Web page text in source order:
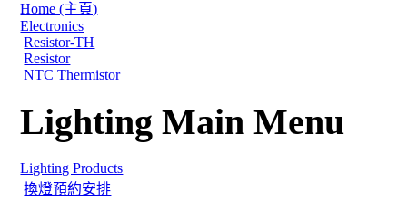
Home (主頁)
Electronics
Resistor-TH
Resistor
NTC Thermistor
Lighting Main Menu
Lighting Products
換燈預約安排